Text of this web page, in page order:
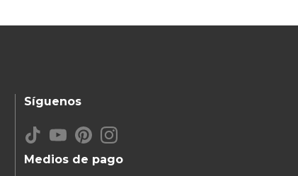
Medios de pago
Síguenos